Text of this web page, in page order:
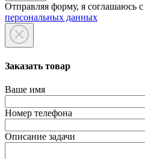
Отправляя форму, я соглашаюсь с
персональных данных
Заказать товар
Ваше имя
Номер телефона
Описание задачи